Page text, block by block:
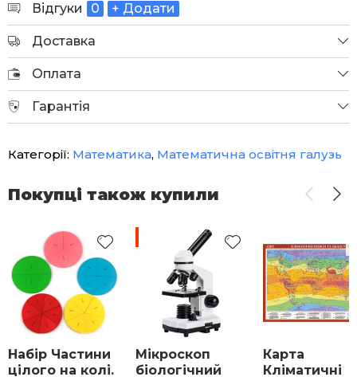
Відгуки 0 + Додати
Доставка
Оплата
Гарантія
Категорії: Математика, Математична освітня галузь
Покупці також купили
Набір Частини
цілого на колі.
Мікроскоп
біологічний
Карта
Кліматичні